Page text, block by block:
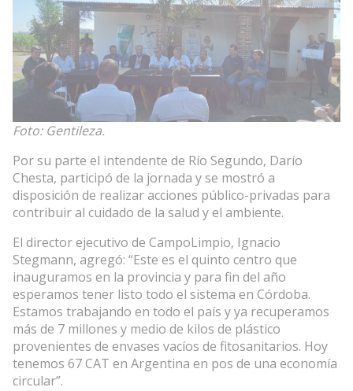
Foto: Gentileza.
Por su parte el intendente de Río Segundo, Darío
Chesta, participó de la jornada y se mostró a
disposición de realizar acciones público-privadas para
contribuir al cuidado de la salud y el ambiente.
El director ejecutivo de CampoLimpio, Ignacio
Stegmann, agregó: “Este es el quinto centro que
inauguramos en la provincia y para fin del año
esperamos tener listo todo el sistema en Córdoba.
Estamos trabajando en todo el país y ya recuperamos
más de 7 millones y medio de kilos de plástico
provenientes de envases vacíos de fitosanitarios. Hoy
tenemos 67 CAT en Argentina en pos de una economía
circular”.